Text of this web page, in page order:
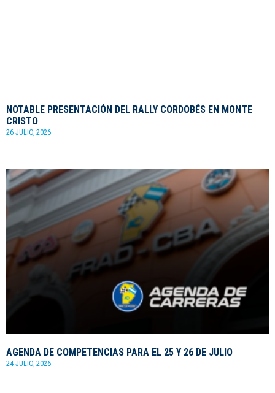
NOTABLE PRESENTACIÓN DEL RALLY CORDOBÉS EN MONTE
CRISTO
26 JULIO, 2026
AGENDA DE COMPETENCIAS PARA EL 25 Y 26 DE JULIO
24 JULIO, 2026